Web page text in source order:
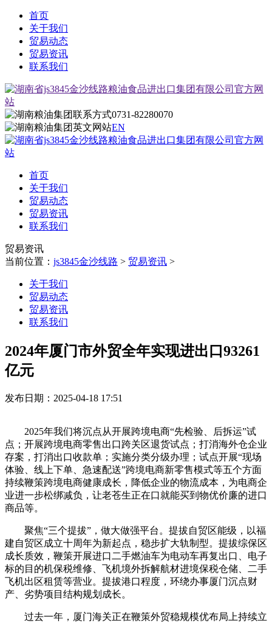
首页
关于我们
贸易动态
贸易资讯
联系我们
0731-82280070
EN
首页
关于我们
贸易动态
贸易资讯
联系我们
贸易资讯
当前位置： js3845金沙线路 > 贸易资讯 >
关于我们
贸易动态
贸易资讯
联系我们
2024年厦门市外贸全年实现进出口93261
亿元
发布日期：2025-04-18 17:51
2025年我们将沉点从开展跨境电商“先检验、后拆运”试
点；开展跨境电商零售出口跨关区退货试点；打消海外仓企业
存案，打消出口收款单；实施分类分级办理；试点开展“现场
体验、线上下单、急速配送”跨境电商新零售模式等五个方面
持续鞭策跨境电商健康成长，降低企业的物流成本，为电商企
业进一步松绑减负，让老苍生正在口就能买到物优价廉的进口
商品等。
聚焦“三个提拔”，做大做强平台。提拔自贸区能级，以福
建自贸区成立十周年为新起点，稳步扩大轨制型。提拔综保区
成长质效，鞭策开展进口二手燃油车为电动车再复出口、电子
标的目的机保税维修、飞机境外拆解航材进境保税仓储、二手
飞机出区租赁等营业。提拔港口程度，环绕办事厦门沉点财
产、劣势项目结构规划成长。
过去一年，厦门海关正在鞭策外贸稳规模优布局上持续立